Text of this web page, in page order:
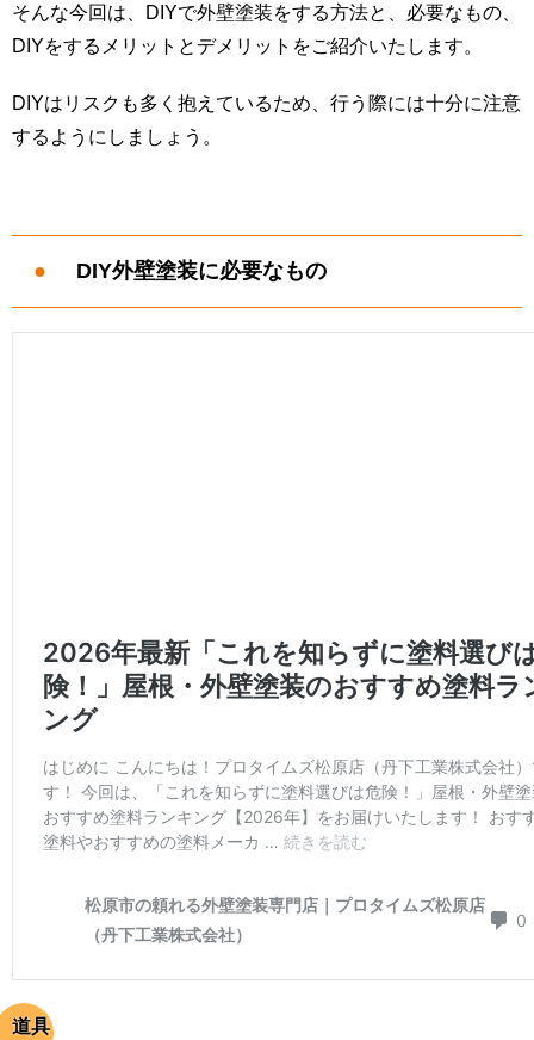
そんな今回は、DIYで外壁塗装をする方法と、必要なもの、
DIYをするメリットとデメリットをご紹介いたします。
DIYはリスクも多く抱えているため、行う際には十分に注意
するようにしましょう。
DIY外壁塗装に必要なもの
道具